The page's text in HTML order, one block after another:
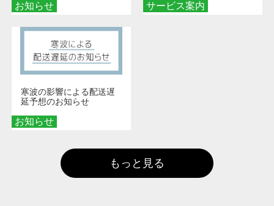
お知らせ サービス案内
お知らせ
寒波の影響による配送遅
延予想のお知らせ
もっと見る